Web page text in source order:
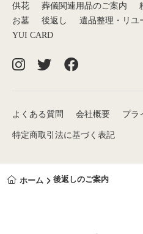
供花
葬儀関連用品のご案内
お墓
後返し 遺品整理・リユ
YUI CARD
よくある質問 会社概要 プラ
特定商取引法に基づく表記
ホーム 後返しのご案内